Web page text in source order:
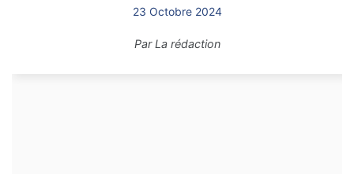
23 Octobre 2024
ParLa rédaction